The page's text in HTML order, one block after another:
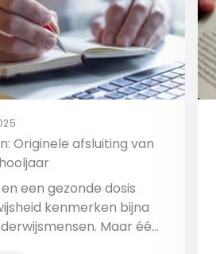
Originele afsluiting van
en een gezonde dosis
kenmerken bijna
Maar één